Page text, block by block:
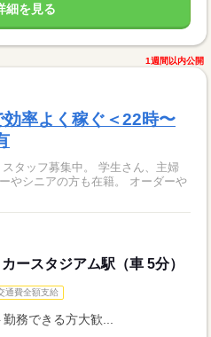
細を見る
1週間以内公開
率よく稼ぐ＜22時〜
中。 学生さん、主婦
アの方も在籍。 オーダーや
ースタジアム駅（車 5分）
通費全額支給
務できる方大歓...